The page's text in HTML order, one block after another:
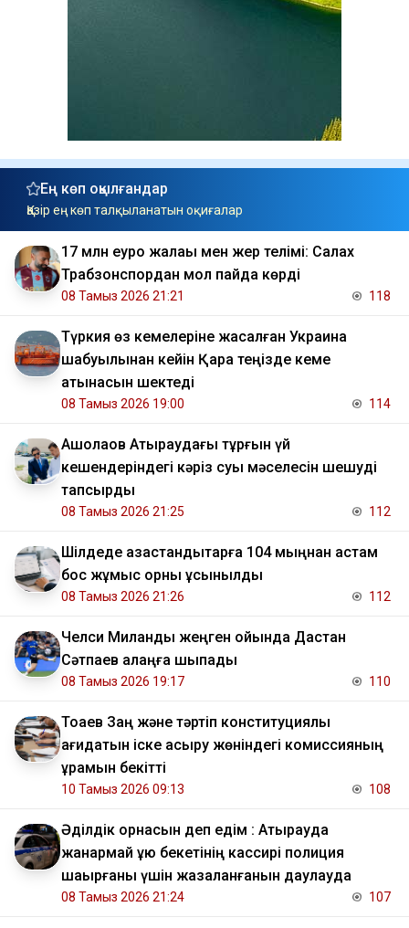
Ең көп оқылғандар
Қазір ең көп талқыланатын оқиғалар
17 млн еуро жалақы мен жер телімі: Салах
Трабзонспордан мол пайда көрді
08 Тамыз 2026 21:21 118
Түркия өз кемелеріне жасалған Украина
шабуылынан кейін Қара теңізде кеме
қатынасын шектеді
08 Тамыз 2026 19:00 114
​Ақшолақов Атыраудағы тұрғын үй
кешендеріндегі кәріз суы мәселесін шешуді
тапсырды
08 Тамыз 2026 21:25 112
​Шілдеде қазақстандықтарға 104 мыңнан астам
бос жұмыс орны ұсынылды
08 Тамыз 2026 21:26 112
Челси Миланды жеңген ойында Дастан
Сәтпаев алаңға шықпады
08 Тамыз 2026 19:17 110
Тоқаев Заң және тәртіп конституциялық
қағидатын іске асыру жөніндегі комиссияның
құрамын бекітті
10 Тамыз 2026 09:13 108
Әділдік орнасын деп едім : Атырауда
жанармай құю бекетінің кассирі полиция
шақырғаны үшін жазаланғанын даулауда
08 Тамыз 2026 21:24 107